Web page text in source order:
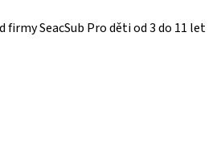
SeacSub Pro děti od 3 do 11 let